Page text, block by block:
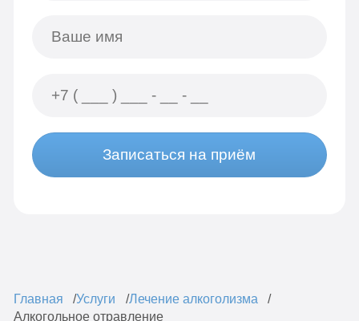
Записаться на приём
Главная Услуги
Лечение алкоголизма
Алкогольное отравление